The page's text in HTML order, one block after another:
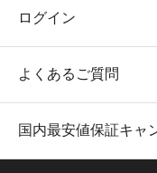
ログイン
よくあるご質問
国内最安値保証キャ